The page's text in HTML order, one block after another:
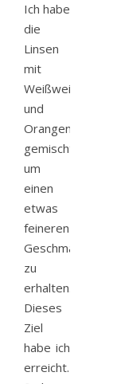
Ich habe
die
Linsen
mit
Weißwein
und
Orangenfilets
gemischt,
um
einen
etwas
feineren
Geschmack
zu
erhalten.
Dieses
Ziel
habe ich
erreicht.